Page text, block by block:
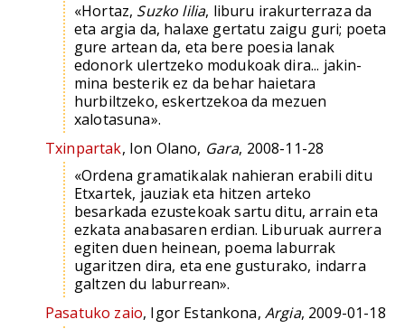
«Hortaz, Suzko lilia, liburu irakurterraza da
eta argia da, halaxe gertatu zaigu guri; poeta
gure artean da, eta bere poesia lanak
edonork ulertzeko modukoak dira... jakin-
mina besterik ez da behar haietara
hurbiltzeko, eskertzekoa da mezuen
xalotasuna».
Txinpartak, Ion Olano, Gara, 2008-11-28
«Ordena gramatikalak nahieran erabili ditu
Etxartek, jauziak eta hitzen arteko
besarkada ezustekoak sartu ditu, arrain eta
ezkata anabasaren erdian. Liburuak aurrera
egiten duen heinean, poema laburrak
ugaritzen dira, eta ene gusturako, indarra
galtzen du laburrean».
Pasatuko zaio, Igor Estankona, Argia, 2009-01-18